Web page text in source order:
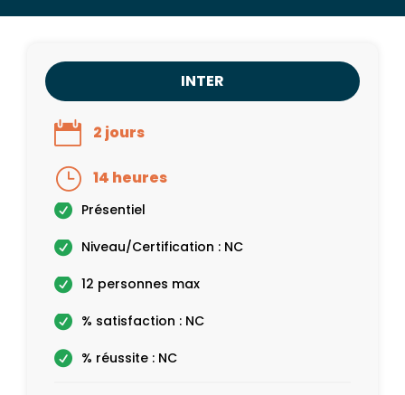
INTER
2 jours
14 heures
Présentiel
Niveau/Certification : NC
12 personnes max
% satisfaction : NC
% réussite : NC